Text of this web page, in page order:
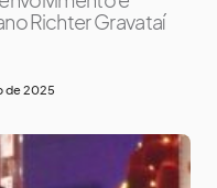
Richter Gravataí
de 2025